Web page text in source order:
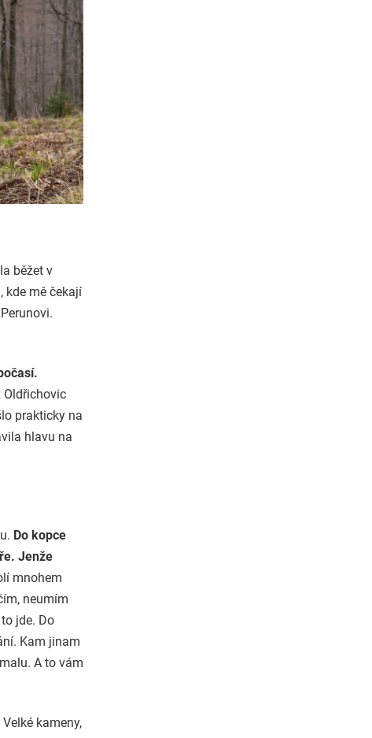
běžet v
kde mě čekají
Oldřichovic
prakticky na
hlavu na
Do kopce
Jenže
mnohem
neumím
jde. Do
Kam jinam
A to vám
kameny,